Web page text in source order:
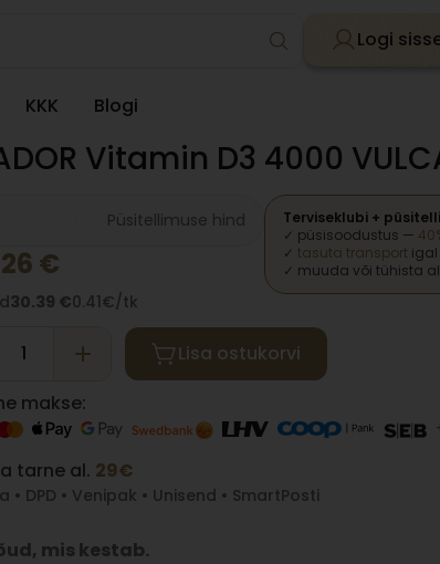
Logi
KKK Blogi
Vitamin D3 4000
Püsitellimuse hind
€
30.39 €0.41€/tk
Terviseklubi +
✓ püsisoodustus —
✓tasuta transport igal
✓ muuda või tühista
Lisa ostukorvi
makse:
tarne al. 29€
• DPD • Venipak • Unisend • SmartPosti
mis kestab.